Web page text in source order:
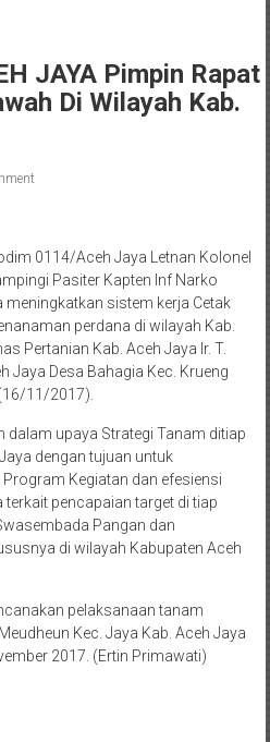
JAYA Pimpin Rapat
Di Wilayah Kab.
0114/Aceh Jaya Letnan Kolonel
Pasiter Kapten Inf Narko
sistem kerja Cetak
perdana di wilayah Kab.
Pertanian Kab. Aceh Jaya Ir. T.
Desa Bahagia Kec. Krueng
11/2017).
dalam upaya Strategi Tanam ditiap
dengan tujuan untuk
Kegiatan dan efesiensi
pencapaian target di tiap
Pangan dan
di wilayah Kabupaten Aceh
pelaksanaan tanam
Kec. Jaya Kab. Aceh Jaya
2017. (Ertin Primawati)